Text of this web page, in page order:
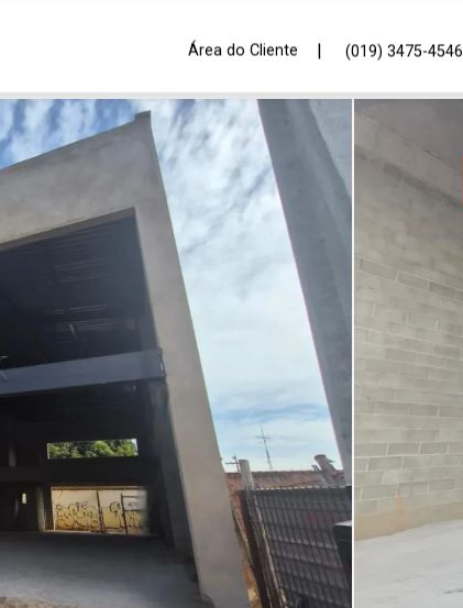
Área do Cliente | (019) 3475-4546